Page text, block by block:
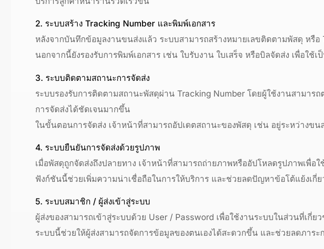
2. ระบบสร้าง Tracking Number และพิมพ์เอกสาร
หลังจากบันทึกข้อมูลงานขนส่งแล้ว ระบบสามารถสร้างหมายเลขติดตามพัสดุ หรื
นอกจากนี้ยังรองรับการพิมพ์เอกสาร เช่น ใบรับงาน ใบเสร็จ หรือบิลจัดส่ง เพื่อใ
3. ระบบติดตามสถานะการจัดส่ง
ระบบรองรับการติดตามสถานะพัสดุผ่าน Tracking Number โดยผู้ใช้งานสามา
การจัดส่งได้ชัดเจนมากขึ้น
ในขั้นตอนการจัดส่ง เจ้าหน้าที่สามารถอัปเดตสถานะของพัสดุ เช่น อยู่ระหว่างข
4. ระบบยืนยันการจัดส่งด้วยรูปภาพ
เมื่อพัสดุถูกจัดส่งถึงปลายทาง เจ้าหน้าที่สามารถถ่ายภาพหรืออัปโหลดรูปภาพเพื่อ
ฟังก์ชันนี้ช่วยเพิ่มความน่าเชื่อถือในการให้บริการ และช่วยลดปัญหาข้อโต้แย้งเกี่ย
5. ระบบสมาชิก / ผู้ส่งเข้าสู่ระบบ
ผู้ส่งของสามารถเข้าสู่ระบบด้วย User / Password เพื่อใช้งานระบบในส่วนที่เกี่
ระบบนี้ช่วยให้ผู้ส่งสามารถจัดการข้อมูลของตนเองได้สะดวกขึ้น และช่วยลดภาร